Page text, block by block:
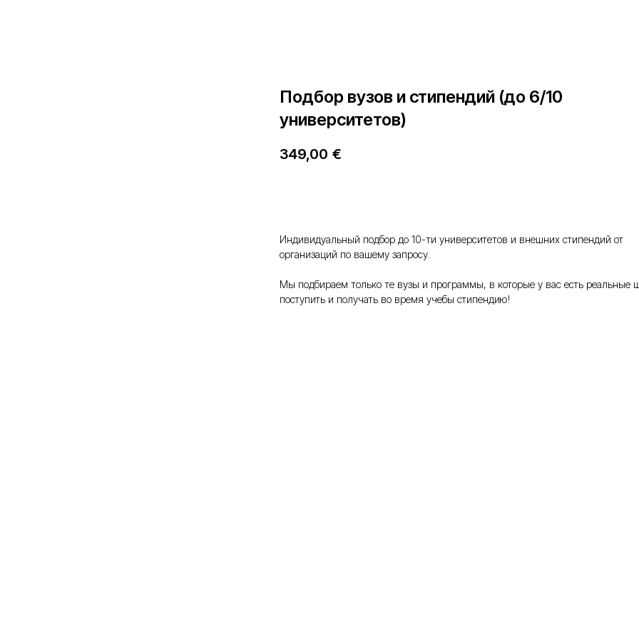
Подбор вузов и стипендий (до 6/10
университетов)
349,00 €
Индивидуальный подбор до 10-ти университетов и внешних стипендий от
организаций по вашему запросу.
Мы подбираем только те вузы и программы, в которые у вас есть реальные
поступить и получать во время учебы стипендию!